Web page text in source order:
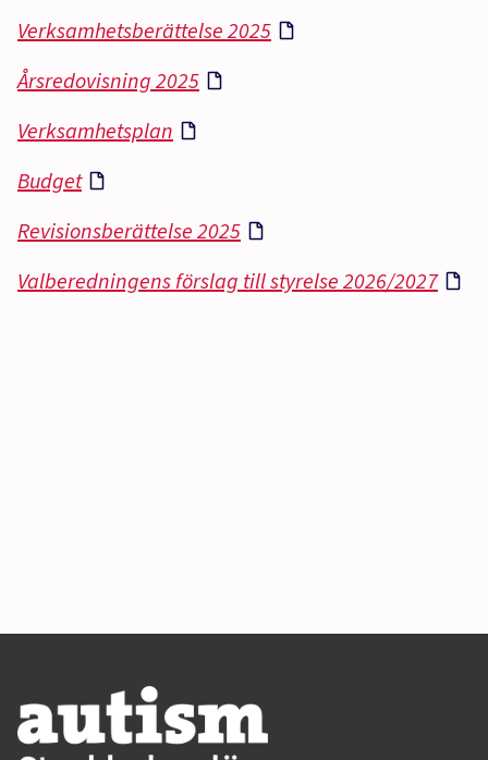
Verksamhetsberättelse 2025
Årsredovisning 2025
Verksamhetsplan
Budget
Revisionsberättelse 2025
Valberedningens förslag till styrelse 2026/2027